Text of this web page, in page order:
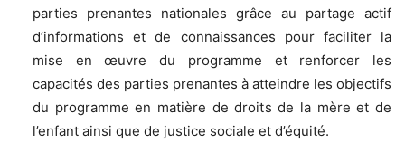
parties prenantes nationales grâce au partage actif
d’informations et de connaissances pour faciliter la
mise en œuvre du programme et renforcer les
capacités des parties prenantes à atteindre les objectifs
du programme en matière de droits de la mère et de
l’enfant ainsi que de justice sociale et d’équité.